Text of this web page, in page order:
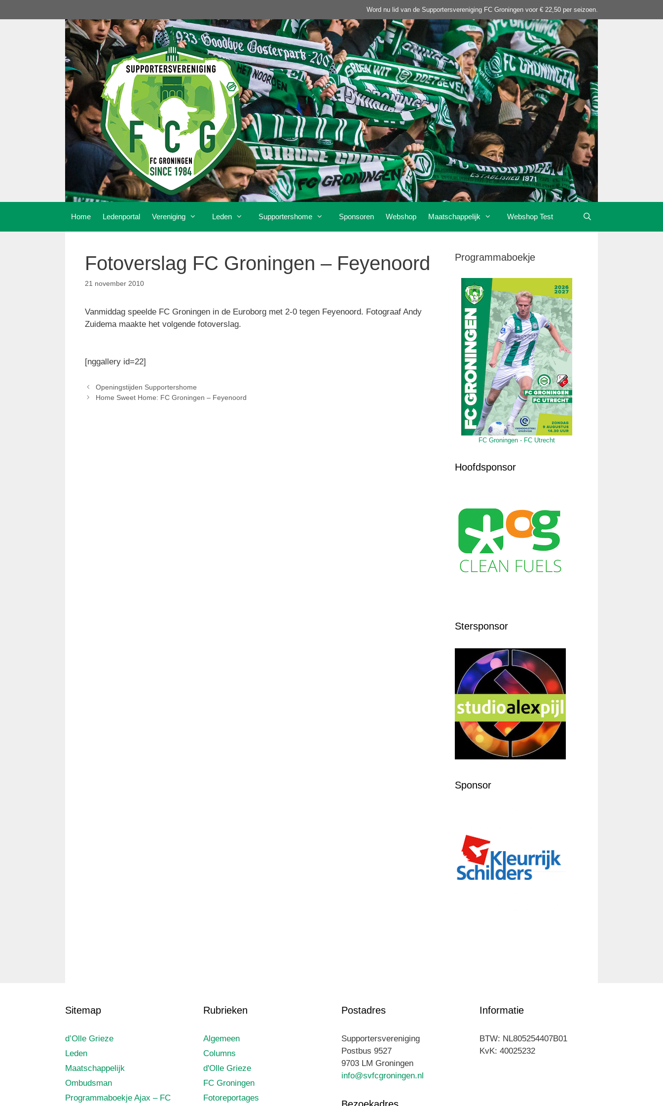
naar
Word nu lid van de Supportersvereniging FC Groningen voor € 22,50 per seizoen.
Home Ledenportal Vereniging Leden Supportershome Sponsoren Webshop Maatschappelijk Webshop Test
Fotoverslag FC Groningen – Feyenoord
21 november 2010
Vanmiddag speelde FC Groningen in de Euroborg met 2-0 tegen Feyenoord. Fotograaf Andy
Zuidema maakte het volgende fotoverslag.
[nggallery id=22]
Openingstijden Supportershome
Home Sweet Home: FC Groningen – Feyenoord
Programmaboekje
FC Groningen - FC Utrecht
Hoofdsponsor
Stersponsor
Sponsor
Sitemap
d’Olle Grieze
Leden
Maatschappelijk
Ombudsman
Programmaboekje Ajax – FC
Rubrieken
Algemeen
Columns
d'Olle Grieze
FC Groningen
Fotoreportages
Postadres
Supportersvereniging
Postbus 9527
9703 LM Groningen
info@svfcgroningen.nl
Informatie
BTW: NL805254407B01
KvK: 40025232